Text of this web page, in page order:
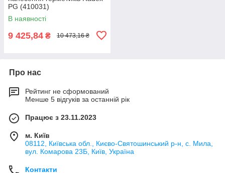
PG (410031)
В наявності
9 425,84 ₴ 10 473,16 ₴
Про нас
Рейтинг не сформований
Менше 5 відгуків за останній рік
Працює з 23.11.2023
м. Київ
08112, Київська обл., Києво-Святошинський р-н, с. Мила,
вул. Комарова 23Б, Київ, Україна
Контакти